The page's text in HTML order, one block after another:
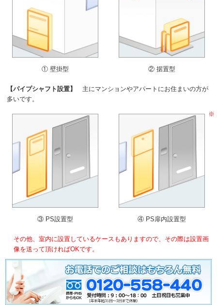
① 壁掛型 ② 据置型
【パイプシャフト設置】
主にマンションやアパートにお住まいの方が
多いです。
③ PS設置型 ④ PS扉内設置型
※
その他、室内に設置しているケースもありますので、その際は設置画
像を送って頂ければOKです。